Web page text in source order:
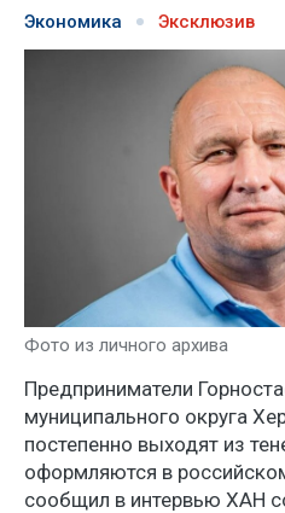
Экономика Эксклюзив
Фото из личного архива
Предприниматели
муниципального округа
постепенно выходят из
оформляются в
сообщил в интервью ХАН